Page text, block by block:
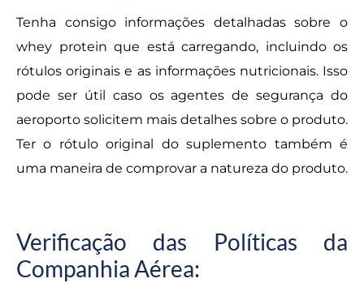
Tenha consigo informações detalhadas sobre o
whey protein que está carregando, incluindo os
rótulos originais e as informações nutricionais. Isso
pode ser útil caso os agentes de segurança do
aeroporto solicitem mais detalhes sobre o produto.
Ter o rótulo original do suplemento também é
uma maneira de comprovar a natureza do produto.
Verificação das Políticas da
Companhia Aérea: